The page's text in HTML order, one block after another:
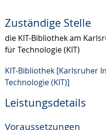
Zuständige Stelle
die KIT-Bibliothek am
für Technologie (KIT)
KIT-Bibliothek [Karlsruher
Technologie (KIT)]
Leistungsdetails
Voraussetzungen